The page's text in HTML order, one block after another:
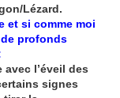
Lézard.
et si comme moi
de profonds
l’éveil des
signes